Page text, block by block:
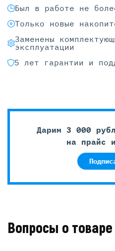
Был в работе не
Только новые
Заменены
эксплуатации
5 лет гарантии и
Дарим 3 000
на прайс
Вопросы о товаре